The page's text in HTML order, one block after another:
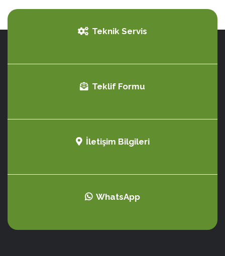
Teknik Servis
Teklif Formu
İletişim Bilgileri
WhatsApp